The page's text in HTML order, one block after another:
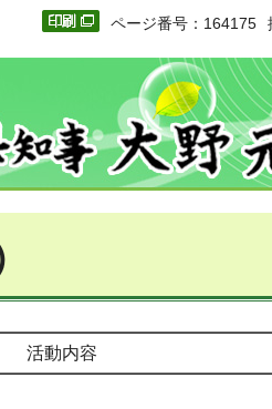
ページ番号：164175
活動内容